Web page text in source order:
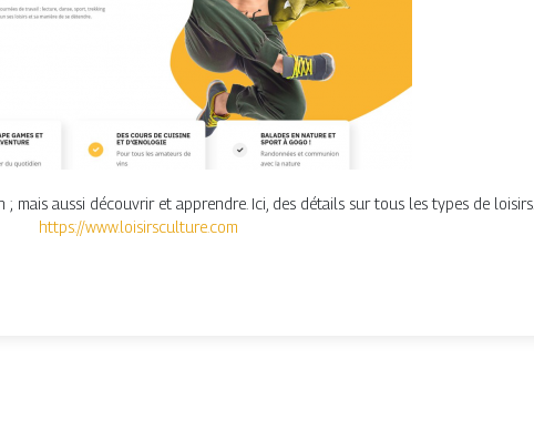
mais aussi découvrir et apprendre. Ici, des détails sur tous les types de loisirs.
https://www.loisirsculture.com